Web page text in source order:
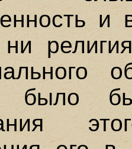
и
ни
было